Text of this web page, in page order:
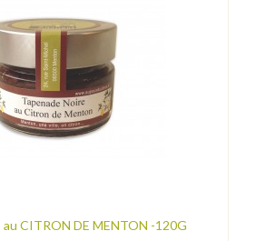
au CITRON DE MENTON -120G